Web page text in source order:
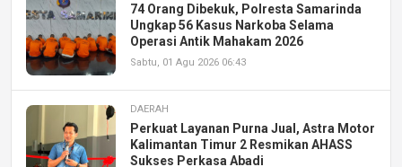
74 Orang Dibekuk, Polresta Samarinda
Ungkap 56 Kasus Narkoba Selama
Operasi Antik Mahakam 2026
Sabtu, 01 Agu 2026 06:43
DAERAH
Perkuat Layanan Purna Jual, Astra Motor
Kalimantan Timur 2 Resmikan AHASS
Sukses Perkasa Abadi